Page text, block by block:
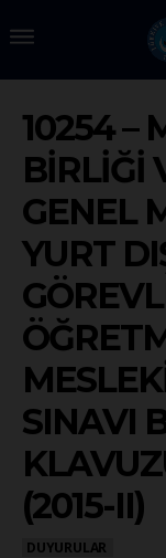
10254 –
BİRLİĞİ
GENEL
YURT
SINAVI
(2015-II)
DUYURULAR